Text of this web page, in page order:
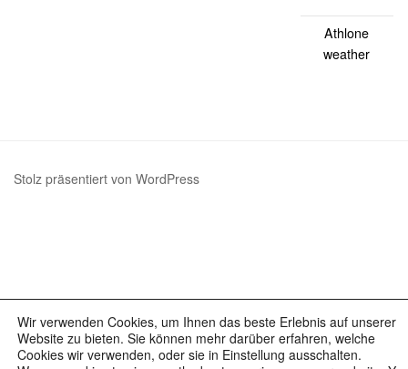
Athlone
weather
Stolz präsentiert von WordPress
Wir verwenden Cookies, um Ihnen das beste Erlebnis auf unserer
Website zu bieten. Sie können mehr darüber erfahren, welche
Cookies wir verwenden, oder sie in Einstellung ausschalten.